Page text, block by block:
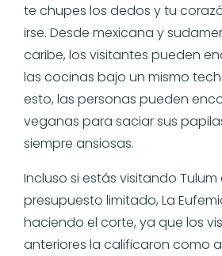
te chupes los dedos y tu
irse. Desde mexicana y
caribe, los visitantes pueden
las cocinas bajo un mismo
esto, las personas pueden
veganas para saciar sus
siempre ansiosas.
Incluso si estás visitando
presupuesto limitado, La
haciendo el corte, ya que los
anteriores la calificaron como